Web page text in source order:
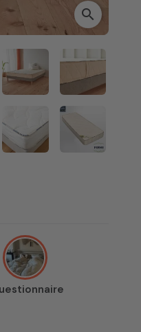
search